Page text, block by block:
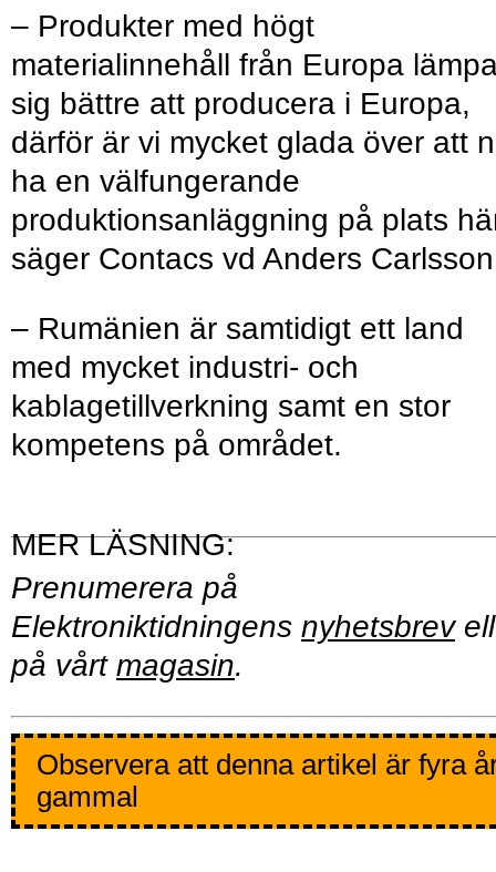
– Produkter med högt
materialinnehåll från Europa
sig bättre att producera i Europa,
därför är vi mycket glada över att
ha en välfungerande
produktionsanläggning på plats
säger Contacs vd Anders
– Rumänien är samtidigt ett land
med mycket industri- och
kablagetillverkning samt en stor
kompetens på området.
Prenumerera på
Elektroniktidningens nyhetsbrev
på vårt magasin.
Observera att denna artikel är fyra
gammal